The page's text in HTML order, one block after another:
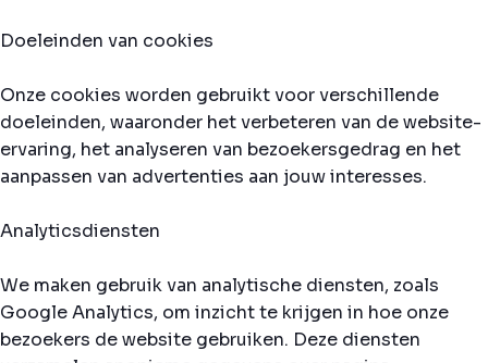
Doeleinden van cookies
Onze cookies worden gebruikt voor verschillende
doeleinden, waaronder het verbeteren van de website-
ervaring, het analyseren van bezoekersgedrag en het
aanpassen van advertenties aan jouw interesses.
Analyticsdiensten
We maken gebruik van analytische diensten, zoals
Google Analytics, om inzicht te krijgen in hoe onze
bezoekers de website gebruiken. Deze diensten